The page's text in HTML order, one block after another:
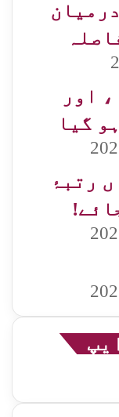
اور
گیا
رتبۂ